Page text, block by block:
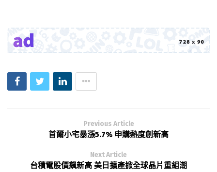
Previous Article
首爾小宅暴漲5.7% 申購熱度創新高
Next Article
台積電股價飆新高 美日擴產掀全球晶片重組潮